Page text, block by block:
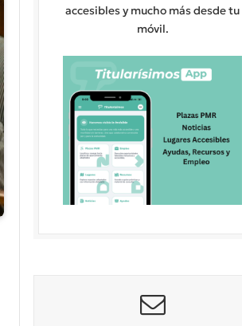
accesibles y mucho más desde tu
móvil.